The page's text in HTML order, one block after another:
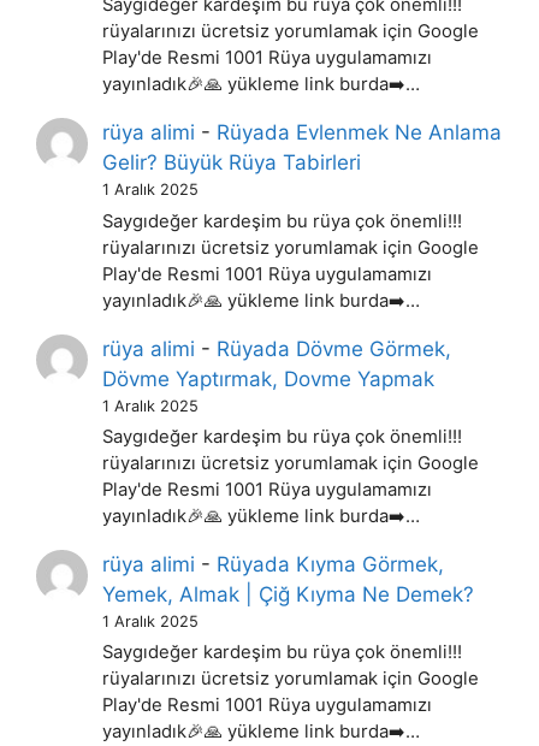
Saygıdeğer kardeşim bu rüya çok önemli!!!
rüyalarınızı ücretsiz yorumlamak için Google
Play'de Resmi 1001 Rüya uygulamamızı
yayınladık🎉🙏 yükleme link burda➡️…
rüya alimi - Rüyada Evlenmek Ne Anlama
Gelir? Büyük Rüya Tabirleri
1 Aralık 2025
Saygıdeğer kardeşim bu rüya çok önemli!!!
rüyalarınızı ücretsiz yorumlamak için Google
Play'de Resmi 1001 Rüya uygulamamızı
yayınladık🎉🙏 yükleme link burda➡️…
rüya alimi - Rüyada Dövme Görmek,
Dövme Yaptırmak, Dovme Yapmak
1 Aralık 2025
Saygıdeğer kardeşim bu rüya çok önemli!!!
rüyalarınızı ücretsiz yorumlamak için Google
Play'de Resmi 1001 Rüya uygulamamızı
yayınladık🎉🙏 yükleme link burda➡️…
rüya alimi - Rüyada Kıyma Görmek,
Yemek, Almak | Çiğ Kıyma Ne Demek?
1 Aralık 2025
Saygıdeğer kardeşim bu rüya çok önemli!!!
rüyalarınızı ücretsiz yorumlamak için Google
Play'de Resmi 1001 Rüya uygulamamızı
yayınladık🎉🙏 yükleme link burda➡️…